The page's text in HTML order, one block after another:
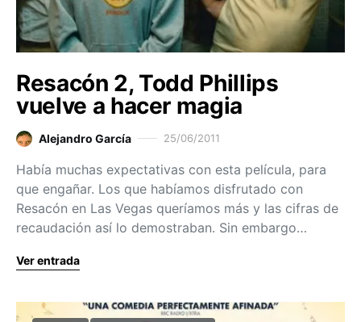
Resacón 2, Todd Phillips
vuelve a hacer magia
Alejandro García 25/06/2011
Había muchas expectativas con esta película, para
que engañar. Los que habíamos disfrutado con
Resacón en Las Vegas queríamos más y las cifras de
recaudación así lo demostraban. Sin embargo…
Ver entrada